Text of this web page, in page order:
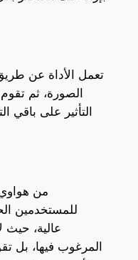
تعمل الأداة عن
الصورة، ثم
التأثير على باقي
للمستخدمين
عالية، حيث
المرغوب فيها، بل